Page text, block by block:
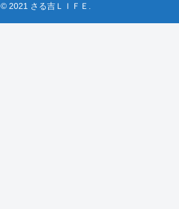
© 2021 さる吉ＬＩＦＥ.